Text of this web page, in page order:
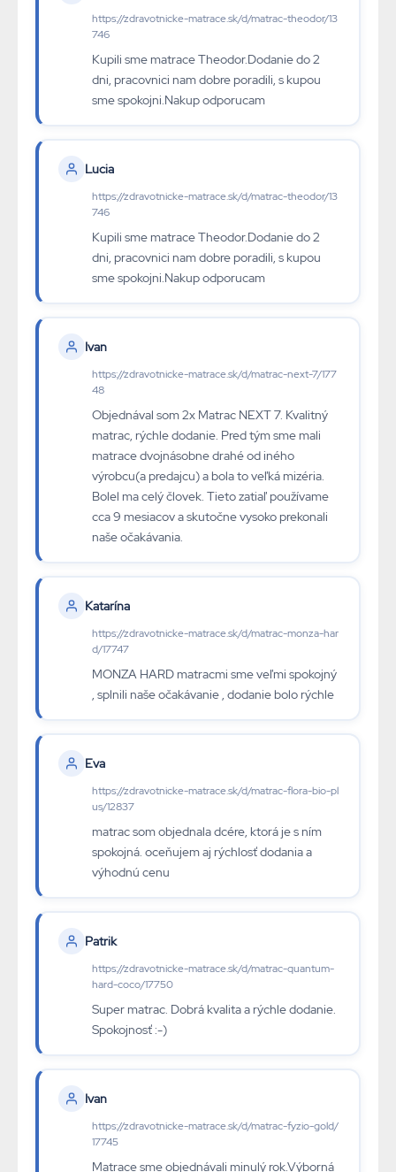
https://zdravotnicke-matrace.sk/d/matrac-theodor/13
746
Kupili sme matrace Theodor.Dodanie do 2
dni, pracovnici nam dobre poradili, s kupou
sme spokojni.Nakup odporucam
Lucia
https://zdravotnicke-matrace.sk/d/matrac-theodor/13
746
Kupili sme matrace Theodor.Dodanie do 2
dni, pracovnici nam dobre poradili, s kupou
sme spokojni.Nakup odporucam
Ivan
https://zdravotnicke-matrace.sk/d/matrac-next-7/177
48
Objednával som 2x Matrac NEXT 7. Kvalitný
matrac, rýchle dodanie. Pred tým sme mali
matrace dvojnásobne drahé od iného
výrobcu(a predajcu) a bola to veľká mizéria.
Bolel ma celý človek. Tieto zatiaľ používame
cca 9 mesiacov a skutočne vysoko prekonali
naše očakávania.
Katarína
https://zdravotnicke-matrace.sk/d/matrac-monza-har
d/17747
MONZA HARD matracmi sme veľmi spokojný
, splnili naše očakávanie , dodanie bolo rýchle
Eva
https://zdravotnicke-matrace.sk/d/matrac-flora-bio-pl
us/12837
matrac som objednala dcére, ktorá je s ním
spokojná. oceňujem aj rýchlosť dodania a
výhodnú cenu
Patrik
https://zdravotnicke-matrace.sk/d/matrac-quantum-
hard-coco/17750
Super matrac. Dobrá kvalita a rýchle dodanie.
Spokojnosť :-)
Ivan
https://zdravotnicke-matrace.sk/d/matrac-fyzio-gold/
17745
Matrace sme objednávali minulý rok.Výborná